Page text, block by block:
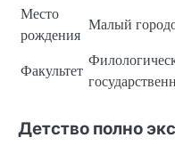
Место
рождения
Малый
Факультет
Детство полно